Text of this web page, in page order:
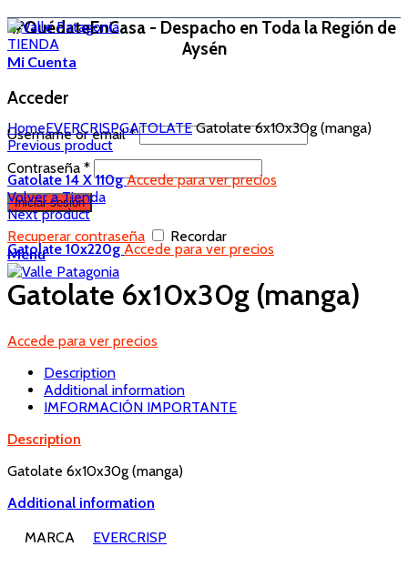
#QuédateEnCasa - Despacho en Toda la Región de
Aysén
TIENDA
Mi Cuenta
Acceder
Username or email*
Contraseña *
Iniciar sesión
Recuperar contraseña
Recordar
Menu
HomeEVERCRISPGATOLATEGatolate 6x10x30g (manga)
Previous product
Gatolate 14 X 110gAccede para ver precios
Volver a Tienda
Next product
Gatolate 10x220gAccede para ver precios
Gatolate 6x10x30g (manga)
Accede para ver precios
Description
Additional information
IMFORMACIÓN IMPORTANTE
Description
Gatolate 6x10x30g (manga)
Additional information
MARCA
EVERCRISP